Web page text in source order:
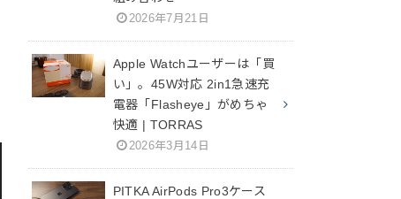
2026年7月21日
Apple Watchユーザーは「買
い」。45W対応 2in1急速充
電器「Flasheye」がめちゃ
快適 | TORRAS
2026年3月14日
PITKA AirPods Pro3ケース